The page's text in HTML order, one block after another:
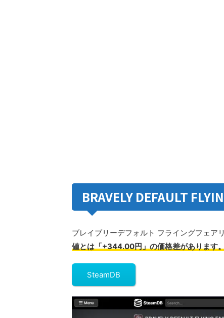
BRAVELY DEFAULT
ブレイブリーデフォルト フライングフェア
値とは「+344.00円」の価格差があります。
SteamDB